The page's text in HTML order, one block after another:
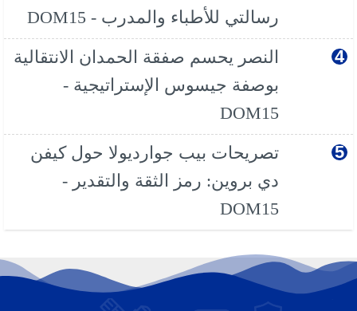
رسالتي للأطباء والمدرب - DOM15
النصر يحسم صفقة الحمدان الانتقالية
بوصفة جيسوس الإستراتيجية -
DOM15
تصريحات بيب جوارديولا حول كيفن
دي بروين: رمز الثقة والتقدير -
DOM15